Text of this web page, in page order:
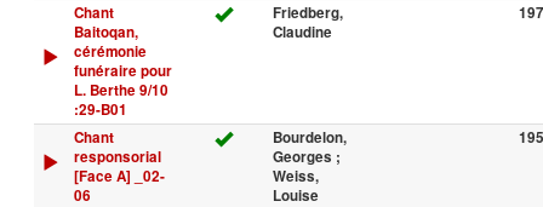
Chant
Baitoqan,
cérémonie
funéraire pour
L. Berthe 9/10
:29-B01
Friedberg,
Claudine
Chant
responsorial
[Face A] _02-
06
Bourdelon,
Georges ;
Weiss,
Louise